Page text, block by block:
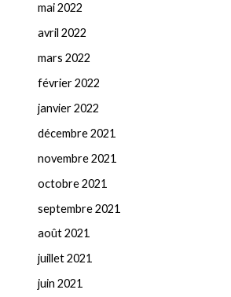
mai 2022
avril 2022
mars 2022
février 2022
janvier 2022
décembre 2021
novembre 2021
octobre 2021
septembre 2021
août 2021
juillet 2021
juin 2021